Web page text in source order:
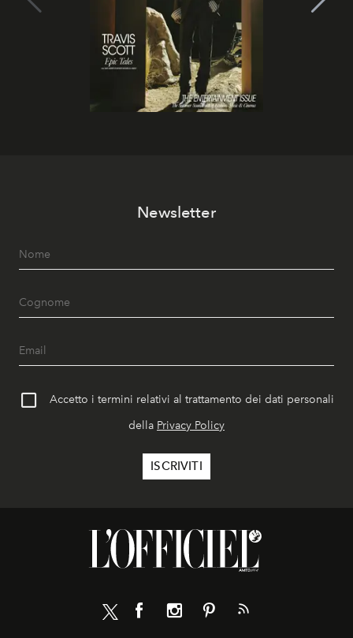
Newsletter
Accetto i termini relativi al trattamento dei dati personali
della Privacy Policy